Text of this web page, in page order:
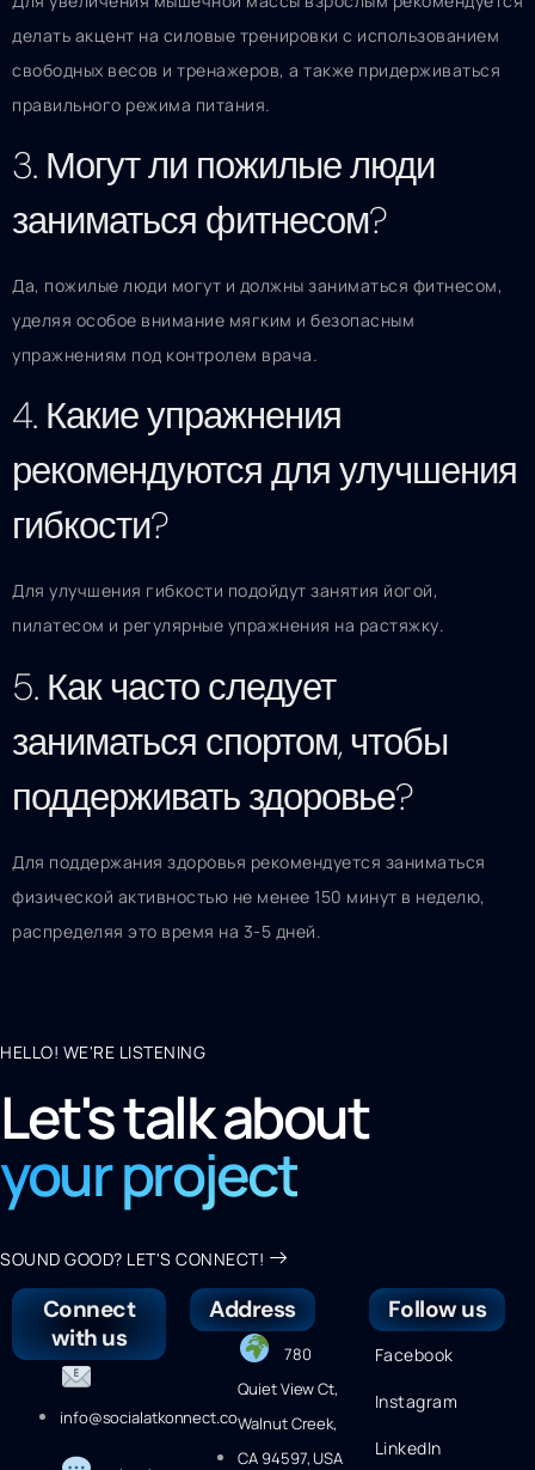
делать акцент на силовые тренировки с использованием
свободных весов и тренажеров, а также придерживаться
правильного режима питания.
3. Могут ли пожилые люди
заниматься фитнесом?
Да, пожилые люди могут и должны заниматься фитнесом,
уделяя особое внимание мягким и безопасным
упражнениям под контролем врача.
4. Какие упражнения
рекомендуются для улучшения
гибкости?
Для улучшения гибкости подойдут занятия йогой,
пилатесом и регулярные упражнения на растяжку.
5. Как часто следует
заниматься спортом, чтобы
поддерживать здоровье?
Для поддержания здоровья рекомендуется заниматься
физической активностью не менее 150 минут в неделю,
распределяя это время на 3-5 дней.
HELLO! WE'RE LISTENING
Let's talk about
your project
SOUND GOOD? LET'S CONNECT!
Connect
with us
info@socialatkonnect.co
Address
780
Quiet View Ct,
Walnut Creek,
CA 94597, USA
Follow us
Facebook
Instagram
LinkedIn